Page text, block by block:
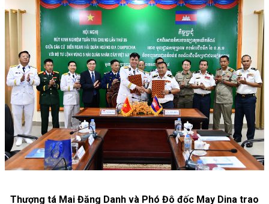
Thượng tá Mai Đăng Danh và Phó Đô đốc May Dina trao